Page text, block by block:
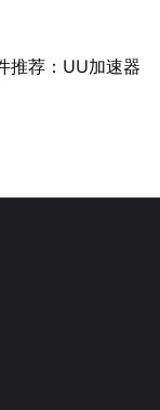
推荐：UU加速器